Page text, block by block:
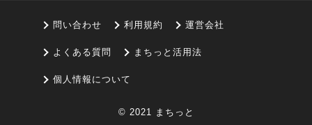
問い合わせ 利用規約 運営会社
よくある質問 まちっと活用法
個人情報について
© 2021 まちっと